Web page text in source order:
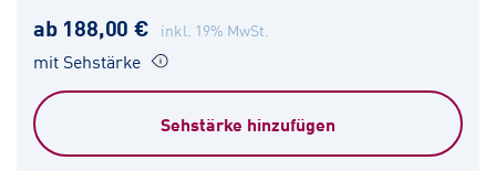
ab 188,00 € inkl. 19% MwSt.
mit Sehstärke
Sehstärke hinzufügen